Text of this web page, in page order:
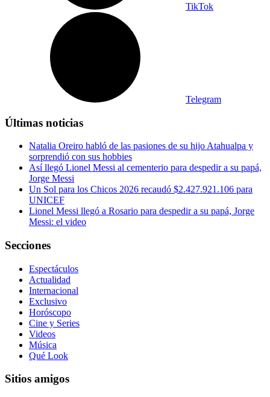
TikTok
Telegram
Últimas noticias
Natalia Oreiro habló de las pasiones de su hijo Atahualpa y
sorprendió con sus hobbies
Así llegó Lionel Messi al cementerio para despedir a su papá,
Jorge Messi
Un Sol para los Chicos 2026 recaudó $2.427.921.106 para
UNICEF
Lionel Messi llegó a Rosario para despedir a su papá, Jorge
Messi: el video
Secciones
Espectáculos
Actualidad
Internacional
Exclusivo
Horóscopo
Cine y Series
Videos
Música
Qué Look
Sitios amigos